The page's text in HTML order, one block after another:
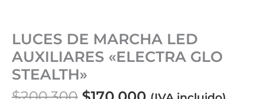
LUCES DE MARCHA LED
AUXILIARES «ELECTRA GLO
STEALTH»